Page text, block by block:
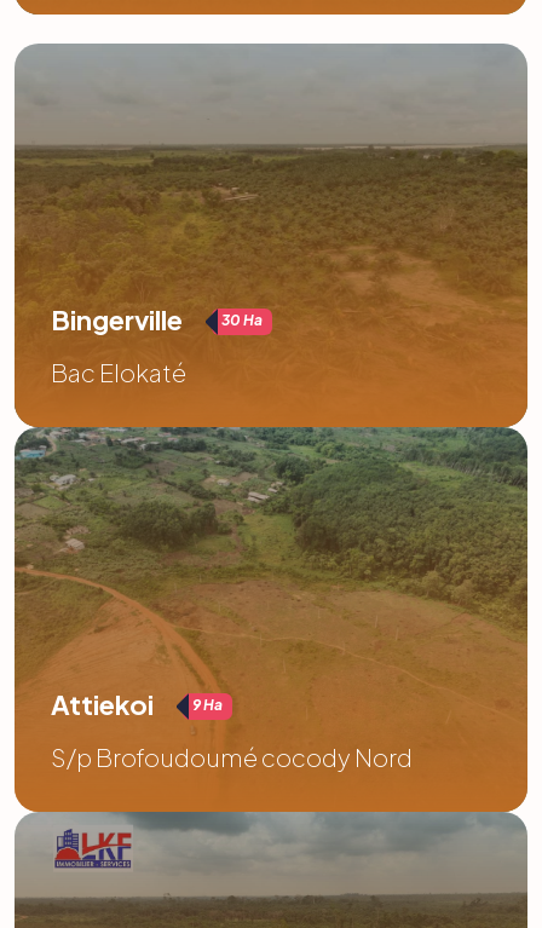
Bingerville 30 Ha
Bac Elokaté
Attiekoi 9 Ha
S/p Brofoudoumé cocody Nord